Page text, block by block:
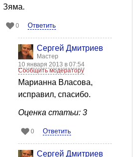
Зяма.
0 Ответить
Сергей Дмитриев
Мастер
10 января 2013 в 07:54
Сообщить модератору
Марианна Власова,
исправил, спасибо.
Оценка статьи: 3
0 Ответить
Сергей Дмитриев